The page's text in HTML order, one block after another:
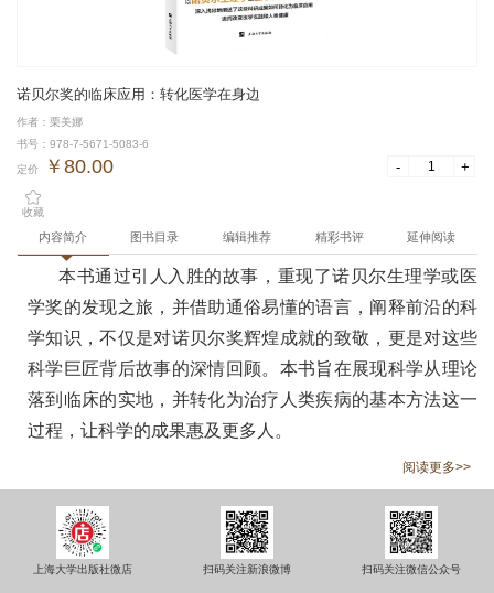
诺贝尔奖的临床应用：转化医学在身边
作者：栗美娜
书号：978-7-5671-5083-6
定价 ￥80.00 - +
收藏
内容简介 图书目录 编辑推荐 精彩书评 延伸阅读
本书通过引人入胜的故事，重现了诺贝尔生理学或医
学奖的发现之旅，并借助通俗易懂的语言，阐释前沿的科
学知识，不仅是对诺贝尔奖辉煌成就的致敬，更是对这些
科学巨匠背后故事的深情回顾。本书旨在展现科学从理论
落到临床的实地，并转化为治疗人类疾病的基本方法这一
过程，让科学的成果惠及更多人。
阅读更多>>
上海大学出版社微店 扫码关注新浪微博 扫码关注微信公众号